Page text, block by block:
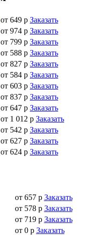
от 649 р Заказать
от 974 р Заказать
от 799 р Заказать
от 588 р Заказать
от 827 р Заказать
от 584 р Заказать
от 603 р Заказать
от 837 р Заказать
от 647 р Заказать
от 1 012 р Заказать
от 542 р Заказать
от 627 р Заказать
от 624 р Заказать
от 657 р Заказать
от 578 р Заказать
от 719 р Заказать
от 0 р Заказать